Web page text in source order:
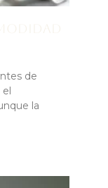
de
el
la